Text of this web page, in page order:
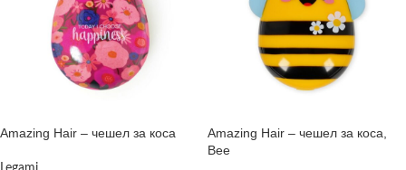
Amazing Hair – чешел за коса
Amazing Hair – чешел за коса,
Bee